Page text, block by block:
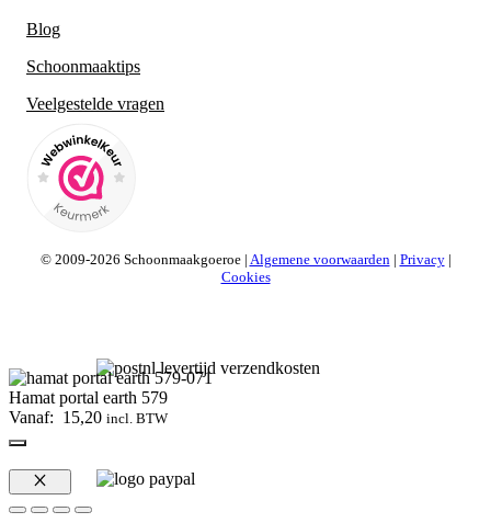
Blog
Schoonmaaktips
Veelgestelde vragen
© 2009-2026 Schoonmaakgoeroe | Algemene voorwaarden| Privacy|
Cookies
Hamat portal earth 579
Vanaf: 15,20 incl. BTW
Sluiten